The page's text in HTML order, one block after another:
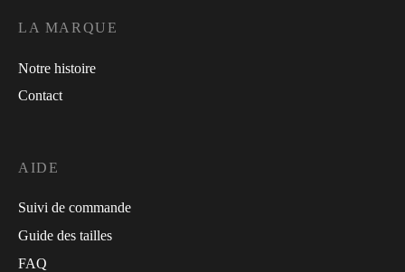
LA MARQUE
Notre histoire
Contact
AIDE
Suivi de commande
Guide des tailles
FAQ